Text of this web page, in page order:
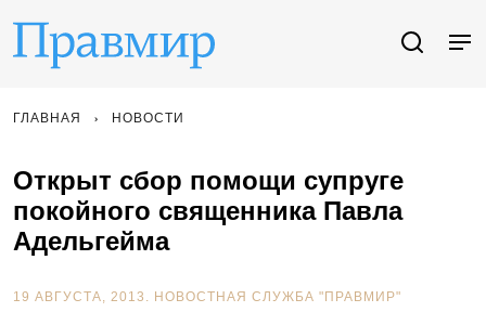
ГЛАВНАЯ НОВОСТИ
Открыт сбор помощи супруге
покойного священника Павла
Адельгейма
19 АВГУСТА, 2013. НОВОСТНАЯ СЛУЖБА "ПРАВМИР"